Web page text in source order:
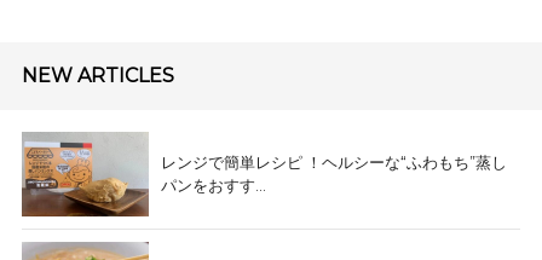
NEW ARTICLES
レンジで簡単レシピ ！ヘルシーな“ふわもち”蒸し
パンをおすす...